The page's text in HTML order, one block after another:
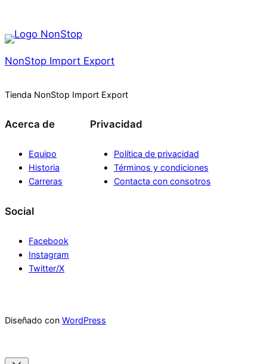
NonStop Import Export
Tienda NonStop Import Export
Acerca de
Equipo
Historia
Carreras
Privacidad
Política de privacidad
Términos y condiciones
Contacta con consotros
Social
Facebook
Instagram
Twitter/X
Diseñado con WordPress